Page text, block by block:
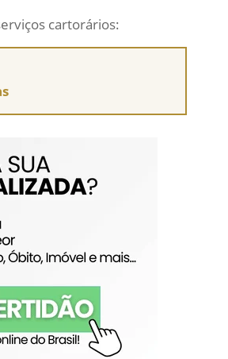
cartorários: